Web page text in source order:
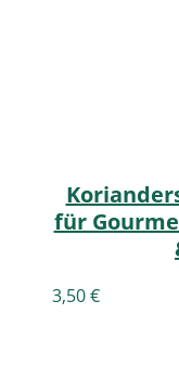
für
3,50€